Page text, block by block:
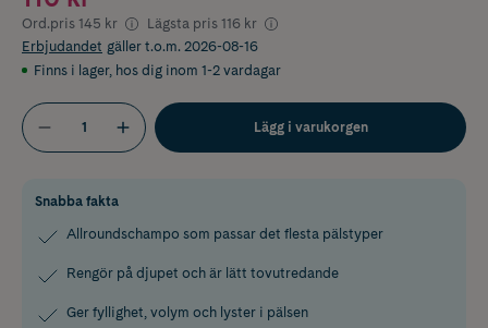
Ord.pris 145 kr Lägsta pris 116 kr
Erbjudandet gäller t.o.m. 2026-08-16
Finns i lager, hos dig inom 1-2 vardagar
Lägg i varukorgen
Snabba fakta
Allroundschampo som passar det flesta pälstyper
Rengör på djupet och är lätt tovutredande
Ger fyllighet, volym och lyster i pälsen